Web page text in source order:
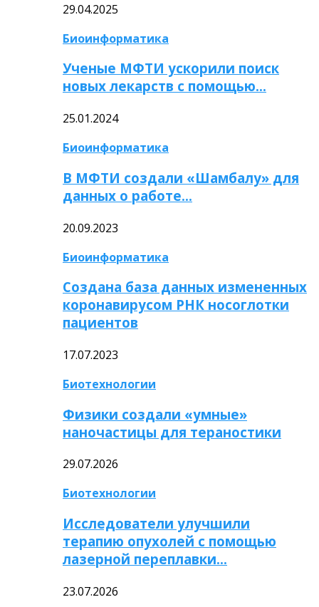
29.04.2025
Биоинформатика
Ученые МФТИ ускорили поиск
новых лекарств с помощью…
25.01.2024
Биоинформатика
В МФТИ создали «Шамбалу» для
данных о работе…
20.09.2023
Биоинформатика
Создана база данных измененных
коронавирусом РНК носоглотки
пациентов
17.07.2023
Биотехнологии
Физики создали «умные»
наночастицы для тераностики
29.07.2026
Биотехнологии
Исследователи улучшили
терапию опухолей с помощью
лазерной переплавки…
23.07.2026